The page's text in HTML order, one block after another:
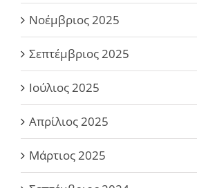
Νοέμβριος 2025
Σεπτέμβριος 2025
Ιούλιος 2025
Απρίλιος 2025
Μάρτιος 2025